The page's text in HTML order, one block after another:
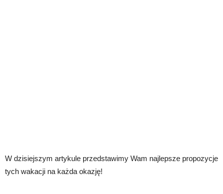
W dzisiejszym artykule przedstawimy Wam najlepsze propozycje
tych wakacji na każda okazję!